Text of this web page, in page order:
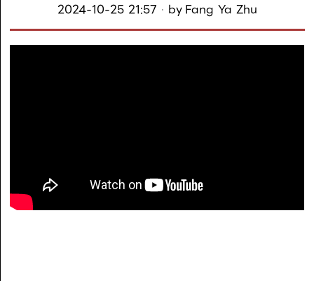
2024-10-25 21:57 by Fang Ya Zhu